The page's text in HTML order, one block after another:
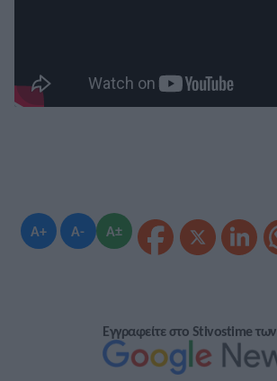
A+ A- A±
Εγγραφείτε στο Stivostime των